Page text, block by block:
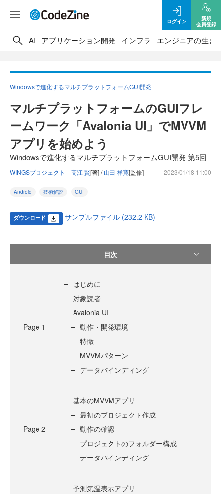
ログイン
新規
会員登録
AI アプリケーション開発 インフラ エンジニアの生き
Windowsで進化するマルチプラットフォームGUI開発
マルチプラットフォームのGUIフレ
ームワーク「Avalonia UI」でMVVM
アプリを始めよう
Windowsで進化するマルチプラットフォームGUI開発 第5回
WINGSプロジェクト 高江 賢[著] /山田 祥寛[監修] 2023/01/18 11:00
Android 技術解説 GUI
ダウンロード サンプルファイル (232.2 KB)
目次
Page 1
はじめに
対象読者
Avalonia UI
動作・開発環境
特徴
MVVMパターン
データバインディング
Page 2
基本のMVVMアプリ
最初のプロジェクト作成
動作の確認
プロジェクトのフォルダー構成
データバインディング
予測気温表示アプリ